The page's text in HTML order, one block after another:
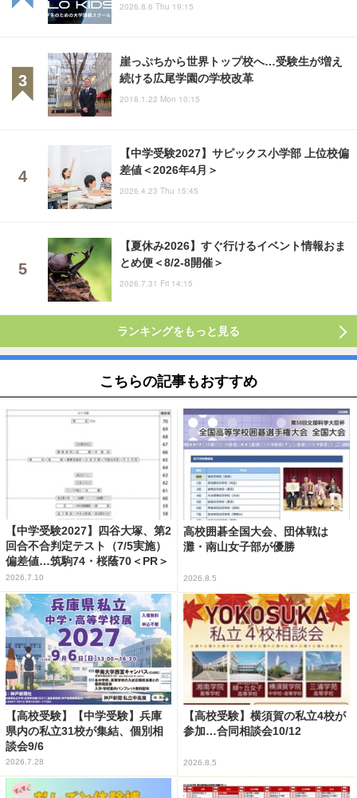
2026.8.6 Thu 19:15
崖っぷちから世界トップ校へ…受験生が増え
続ける広尾学園の学校改革
2018.1.22 Mon 10:15
【中学受験2027】サピックス小学部 上位校偏
差値＜2026年4月＞
2026.4.23 Thu 15:45
【夏休み2026】すぐ行けるイベント情報おま
とめ便＜8/2-8開催＞
2026.7.31 Fri 14:15
ランキングをもっと見る
こちらの記事もおすすめ
【中学受験2027】四谷大塚、第2
回合不合判定テスト（7/5実施）
偏差値…筑駒74・桜蔭70＜PR＞
2026.7.10
高校囲碁全国大会、団体戦は
灘・南山女子部が優勝
2026.8.5
【高校受験】【中学受験】兵庫
県内の私立31校が集結、個別相
談会9/6
2026.7.28
【高校受験】横須賀の私立4校が
参加…合同相談会10/12
2026.8.5